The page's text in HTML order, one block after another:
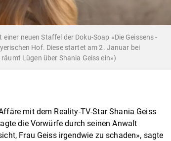
neuen Staffel der Doku-Soap «Die Geissens -
Hof. Diese startet am 2. Januar bei
Lügen über Shania Geiss ein»)
mit dem Reality-TV-Star Shania Geiss
die Vorwürfe durch seinen Anwalt
Frau Geiss irgendwie zu schaden», sagte